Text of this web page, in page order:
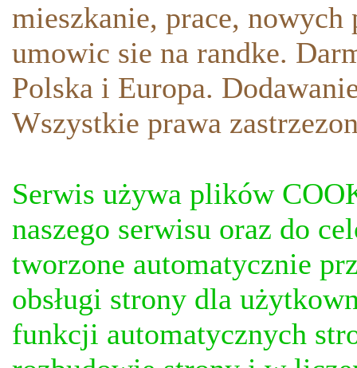
mieszkanie, prace,
umowic sie na randke.
Polska i Europa.
Wszystkie prawa
Serwis używa plików
naszego serwisu oraz do
tworzone automatycznie
obsługi strony dla
funkcji automatycznych